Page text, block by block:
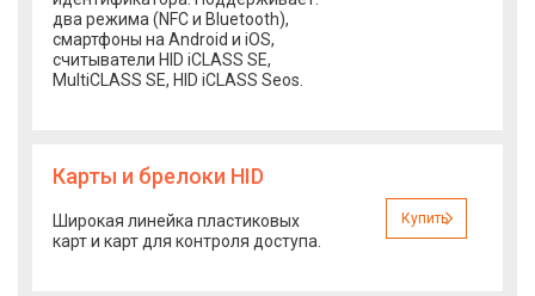
два режима (NFC и Bluetooth),
смартфоны на Android и iOS,
считыватели HID iCLASS SE,
MultiCLASS SE, HID iCLASS Seos.
Карты и брелоки HID
Широкая линейка пластиковых
карт и карт для контроля доступа.
Купить